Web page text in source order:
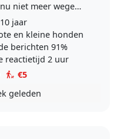
niet meer wegens
geen dag zonder
werk zie ik ze
jaar
en kleine honden
berichten 91%
reactietijd 2 uur
€5
geleden